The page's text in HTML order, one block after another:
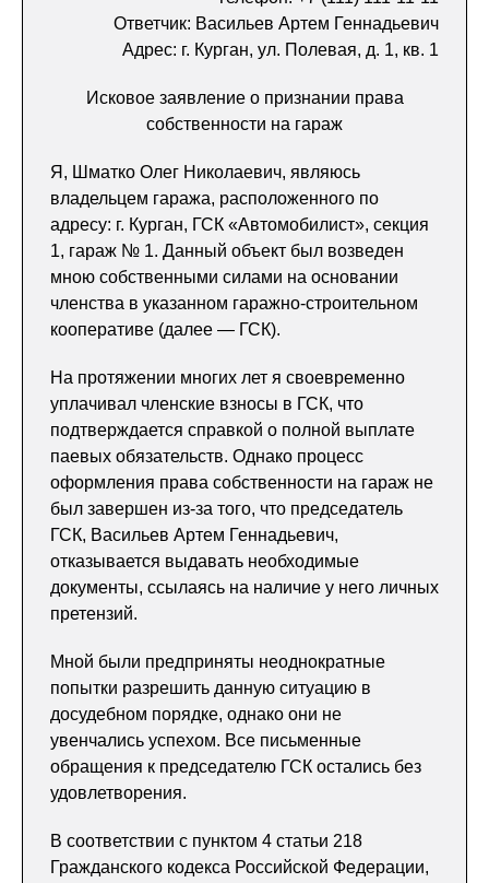
Ответчик: Васильев Артем Геннадьевич
Адрес: г. Курган, ул. Полевая, д. 1, кв. 1
Исковое заявление о признании права
собственности на гараж
Я, Шматко Олег Николаевич, являюсь
владельцем гаража, расположенного по
адресу: г. Курган, ГСК «Автомобилист», секция
1, гараж № 1. Данный объект был возведен
мною собственными силами на основании
членства в указанном гаражно-строительном
кооперативе (далее — ГСК).
На протяжении многих лет я своевременно
уплачивал членские взносы в ГСК, что
подтверждается справкой о полной выплате
паевых обязательств. Однако процесс
оформления права собственности на гараж не
был завершен из-за того, что председатель
ГСК, Васильев Артем Геннадьевич,
отказывается выдавать необходимые
документы, ссылаясь на наличие у него личных
претензий.
Мной были предприняты неоднократные
попытки разрешить данную ситуацию в
досудебном порядке, однако они не
увенчались успехом. Все письменные
обращения к председателю ГСК остались без
удовлетворения.
В соответствии с пунктом 4 статьи 218
Гражданского кодекса Российской Федерации,